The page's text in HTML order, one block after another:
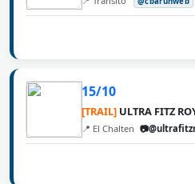
15/10
[TRAIL] ULTRA FITZ
📍 El Chalten